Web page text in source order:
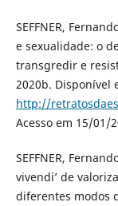
SEFFNER,
e sexualidade: o
transgredir e
2020b. Disponível
http://
Acesso em 15/01/
SEFFNER,
vivendi’ de
diferentes modos